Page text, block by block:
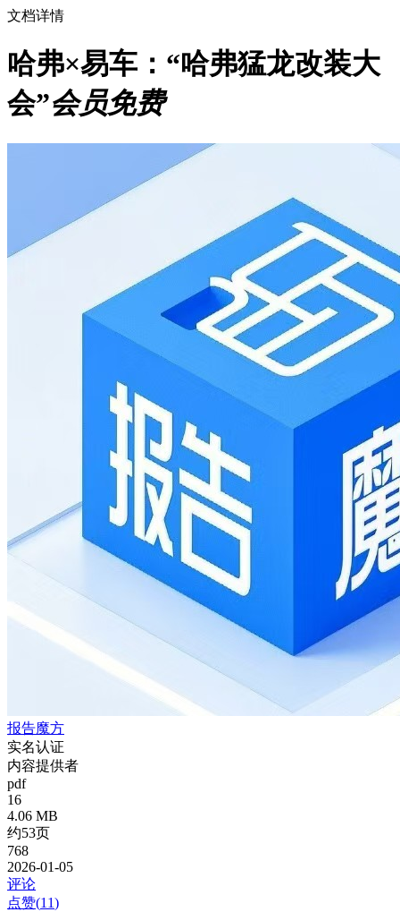
文档详情
哈弗×易车：“哈弗猛龙改装大
会”会员免费
报告魔方
实名认证
内容提供者
pdf
16
4.06 MB
约53页
768
2026-01-05
评论
点赞(11)